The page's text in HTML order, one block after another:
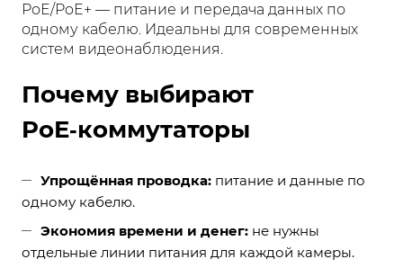
PoE/PoE+ — питание и передача данных по
одному кабелю. Идеальны для современных
систем видеонаблюдения.
Почему выбирают
PoE‑коммутаторы
Упрощённая проводка: питание и данные по
одному кабелю.
Экономия времени и денег: не нужны
отдельные линии питания для каждой камеры.